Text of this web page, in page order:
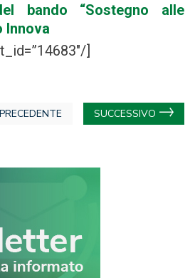
bando “Sostegno alle
Innova
]
PRECEDENTE SUCCESSIVO